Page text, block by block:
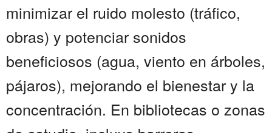
minimizar el ruido molesto (tráfico,
obras) y potenciar sonidos
beneficiosos (agua, viento en árboles,
pájaros), mejorando el bienestar y la
concentración. En bibliotecas o zonas